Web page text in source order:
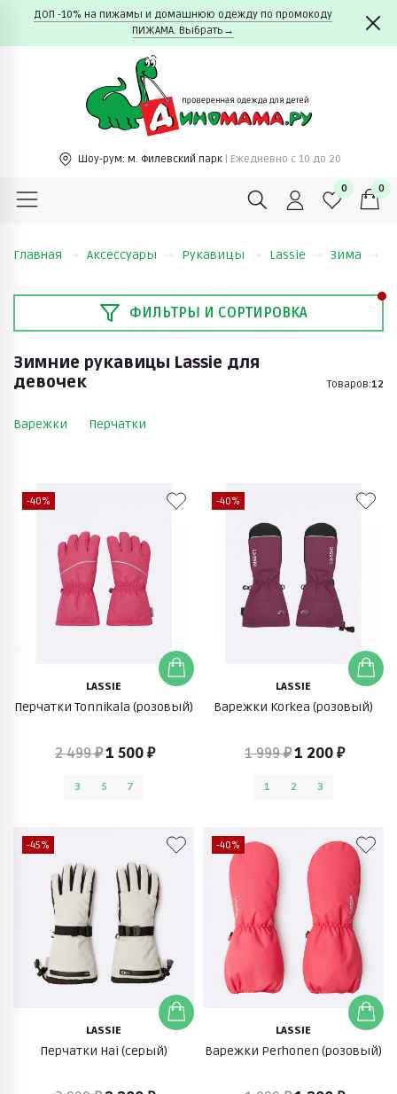
ДОП -10% на пижамы и домашнюю одежду по промокоду
ПИЖАМА. Выбрать→
Шоу-рум: м. Филевский парк | Ежедневно c 10 до 20
0 0
Главная Аксессуары Рукавицы Lassie Зима
ФИЛЬТРЫ И СОРТИРОВКА
Зимние рукавицы Lassie для
девочек
Товаров:12
Варежки Перчатки
-40%
LASSIE
Перчатки Tonnikala (розовый)
2 499 ₽1 500 ₽
3 5 7
-40%
LASSIE
Варежки Korkea (розовый)
1 999 ₽1 200 ₽
1 2 3
-45%
LASSIE
Перчатки Hai (серый)
-40%
LASSIE
Варежки Perhonen (розовый)